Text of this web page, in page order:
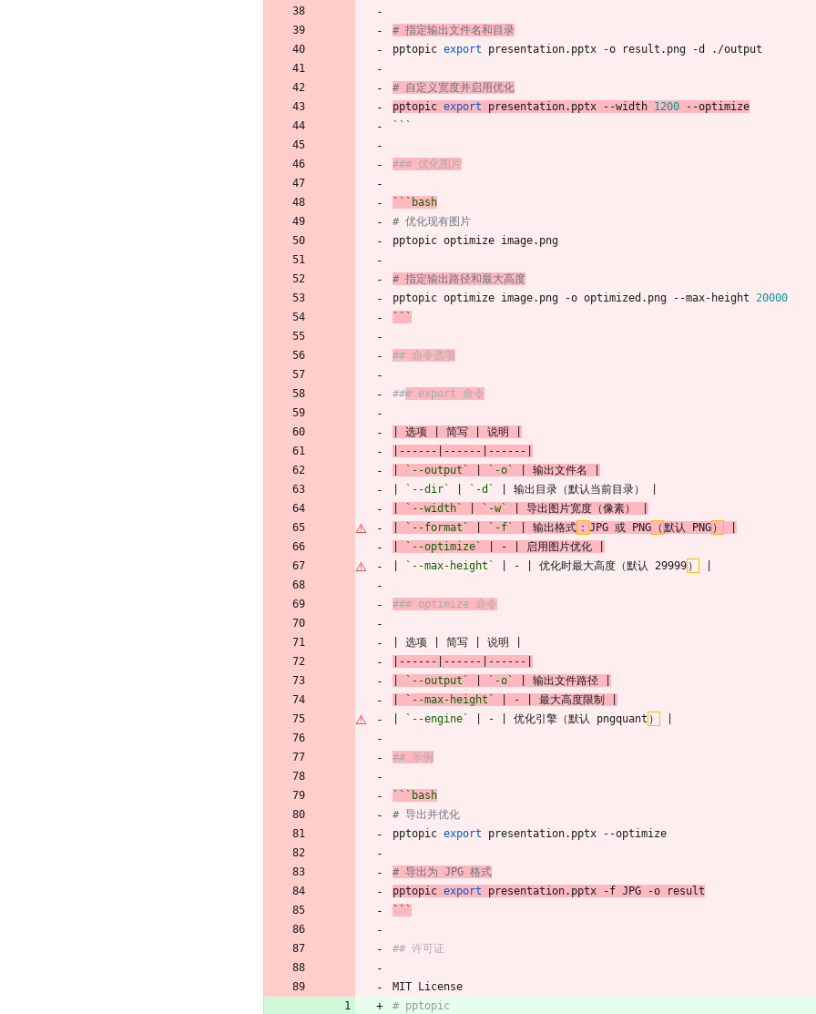
# 指定输出文件名和目录
pptopic export presentation.pptx -o result.png -d ./output
# 自定义宽度并启用优化
pptopic export presentation.pptx --width 1200 --optimize
```
### 优化图片
```bash
# 优化现有图片
pptopic optimize image.png
# 指定输出路径和最大高度
pptopic optimize image.png -o optimized.png --max-height 20000
```
## 命令选项
### export 命令
| 选项 | 简写 | 说明 |
|------|------|------|
`--output` `-o`
| 输出文件名 |
`--dir` `-d`
| 输出目录（默认当前目录） |
`--width` `-w`
| 导出图片宽度（像素） |
`--format` `-f` | 输出格式 ： JPG 或 PNG （ 默认 PNG ）
`--optimize`
| - | 启用图片优化 |
`--max-height` | - | 优化时最大高度（默认 29999 ）
### optimize 命令
| 选项 | 简写 | 说明 |
|------|------|------|
`--output` `-o`
| 输出文件路径 |
`--max-height`
| - | 最大高度限制 |
`--engine` | - | 优化引擎（默认 pngquant ）
## 示例
```bash
# 导出并优化
pptopic export presentation.pptx --optimize
# 导出为 JPG 格式
pptopic export presentation.pptx -f JPG -o result
```
## 许可证
MIT License
# pptopic